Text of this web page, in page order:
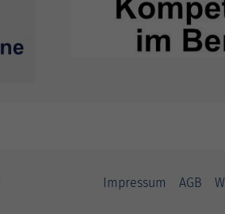
Impressum AGB